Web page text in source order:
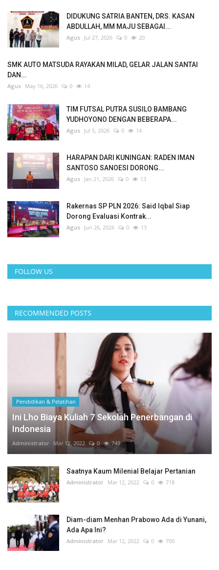
DIDUKUNG SATRIA BANTEN, DRS. KASAN
ABDULLAH, MM MAJU SEBAGAI...
Agus Jul 27, 2026 0 20
SMK AUTO MATSUDA RAYAKAN MILAD, GELAR JALAN SANTAI
DAN...
Agus May 16, 2026 0 14
TIM FUTSAL PUTRA SUSILO BAMBANG
YUDHOYONO DENGAN BEBERAPA...
Agus Jul 5, 2026 0 14
HARAPAN DARI KUNINGAN: RADEN IMAN
SANTOSO SANOESI DORONG...
Agus Jan 21, 2026 0 13
Rakernas SP PLN 2026: Said Iqbal Siap
Dorong Evaluasi Kontrak...
Agus Jun 26, 2026 0 13
FOLLOW US
RECOMMENDED POSTS
Pendidikan & Pelatihan
Ini Lho Biaya Kuliah 7 Sekolah Penerbangan di
Indonesia
Administrator Mar 12, 2022 0 749
Saatnya Kaum Milenial Belajar Pertanian
Administrator Mar 12, 2022 0 718
Diam-diam Menhan Prabowo Ada di Yunani,
Ada Apa Ini?
Administrator Mar 12, 2022 0 700